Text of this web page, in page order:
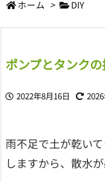
ホーム > DIY
ポンプとタンク
2022年8月16日
雨不足で土が乾い
しますから、散水